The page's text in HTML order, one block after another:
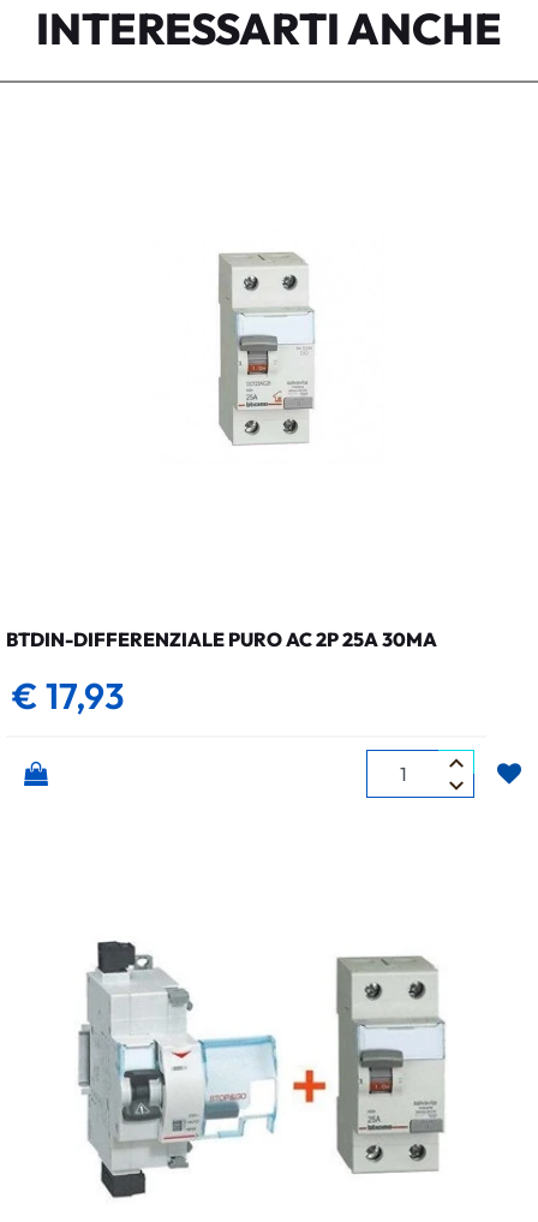
INTERESSARTI ANCHE
BTDIN-DIFFERENZIALE PURO AC 2P 25A 30MA
€ 17,93
Quantità